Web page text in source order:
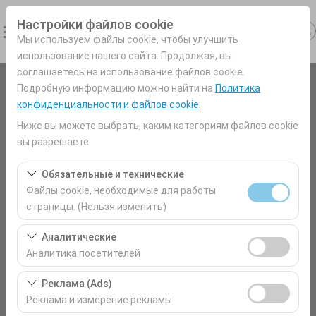
Настройки файлов cookie
Мы используем файлы cookie, чтобы улучшить
использование нашего сайта. Продолжая, вы
соглашаетесь на использование файлов cookie.
Подробную информацию можно найти на Политика
конфиденциальности и файлов cookie
Ниже вы можете выбрать, каким категориям файлов cookie
вы разрешаете.
Обязательные и технические
Файлы cookie, необходимые для работы
страницы. (Нельзя изменить)
Эти файлы cookie необходимы для корректной
работы сайта, безопасности, управления сеансами и
базовых функций. Их нельзя отключить.
Аналитические
Аналитика посетителей
Эти файлы cookie позволяют нам анализировать, как
используется наш сайт (количество посетителей,
самые посещаемые страницы, поведение
Реклама (Ads)
Реклама и измерение рекламы
Чувствительный элемент
Antalya Аэропорт (AYT) Турция
Указать другое место возврата машины
09:00
Дата и время возврата